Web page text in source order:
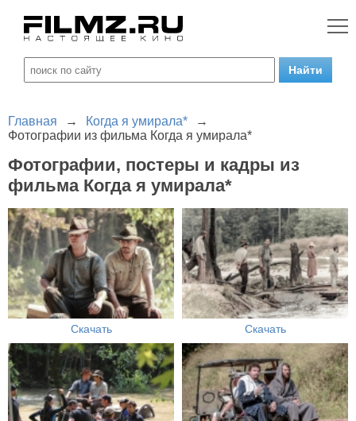
Главная → Когда я умирала*
→
Фотографии из фильма Когда я умирала*
Фотографии, постеры и кадры из
фильма Когда я умирала*
Скачать Скачать